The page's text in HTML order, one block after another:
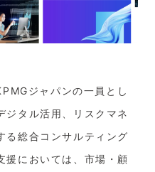
ジャパンの一員とし
ジタル活用、リスクマネ
る総合コンサルティング
援においては、市場・顧